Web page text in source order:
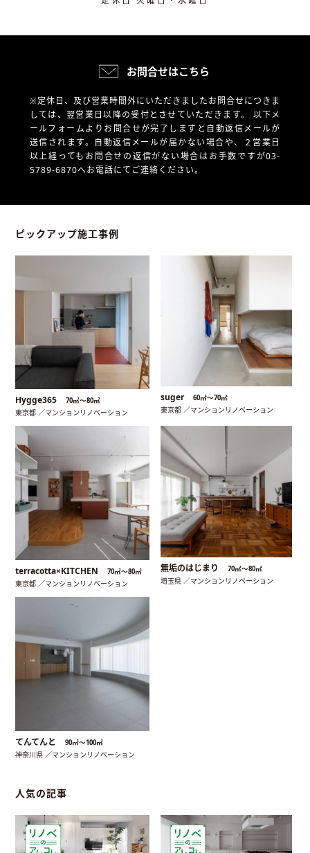
お問合せはこちら
※定休日、及び営業時間外にいただきましたお問合せにつきま
しては、翌営業日以降の受付とさせていただきます。 以下メ
ールフォームよりお問合せが完了しますと自動返信メールが
送信されます。自動返信メールが届かない場合や、
２営業日
以上経ってもお問合せの返信がない場合はお手数ですが03-
5789-6870へお電話にてご連絡ください。
ピックアップ施工事例
Hygge365 70㎡〜80㎡
東京都 ／マンションリノベーション
suger 60㎡〜70㎡
東京都 ／マンションリノベーション
terracotta×KITCHEN 70㎡〜80㎡
東京都 ／マンションリノベーション
無垢のはじまり 70㎡〜80㎡
埼玉県 ／マンションリノベーション
てんてんと 90㎡〜100㎡
神奈川県 ／マンションリノベーション
人気の記事